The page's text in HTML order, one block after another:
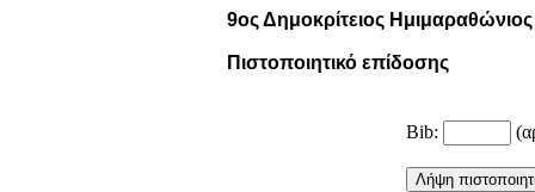
9ος Δημοκρίτειος
Πιστοποιητικό επίδοσης
Bib: